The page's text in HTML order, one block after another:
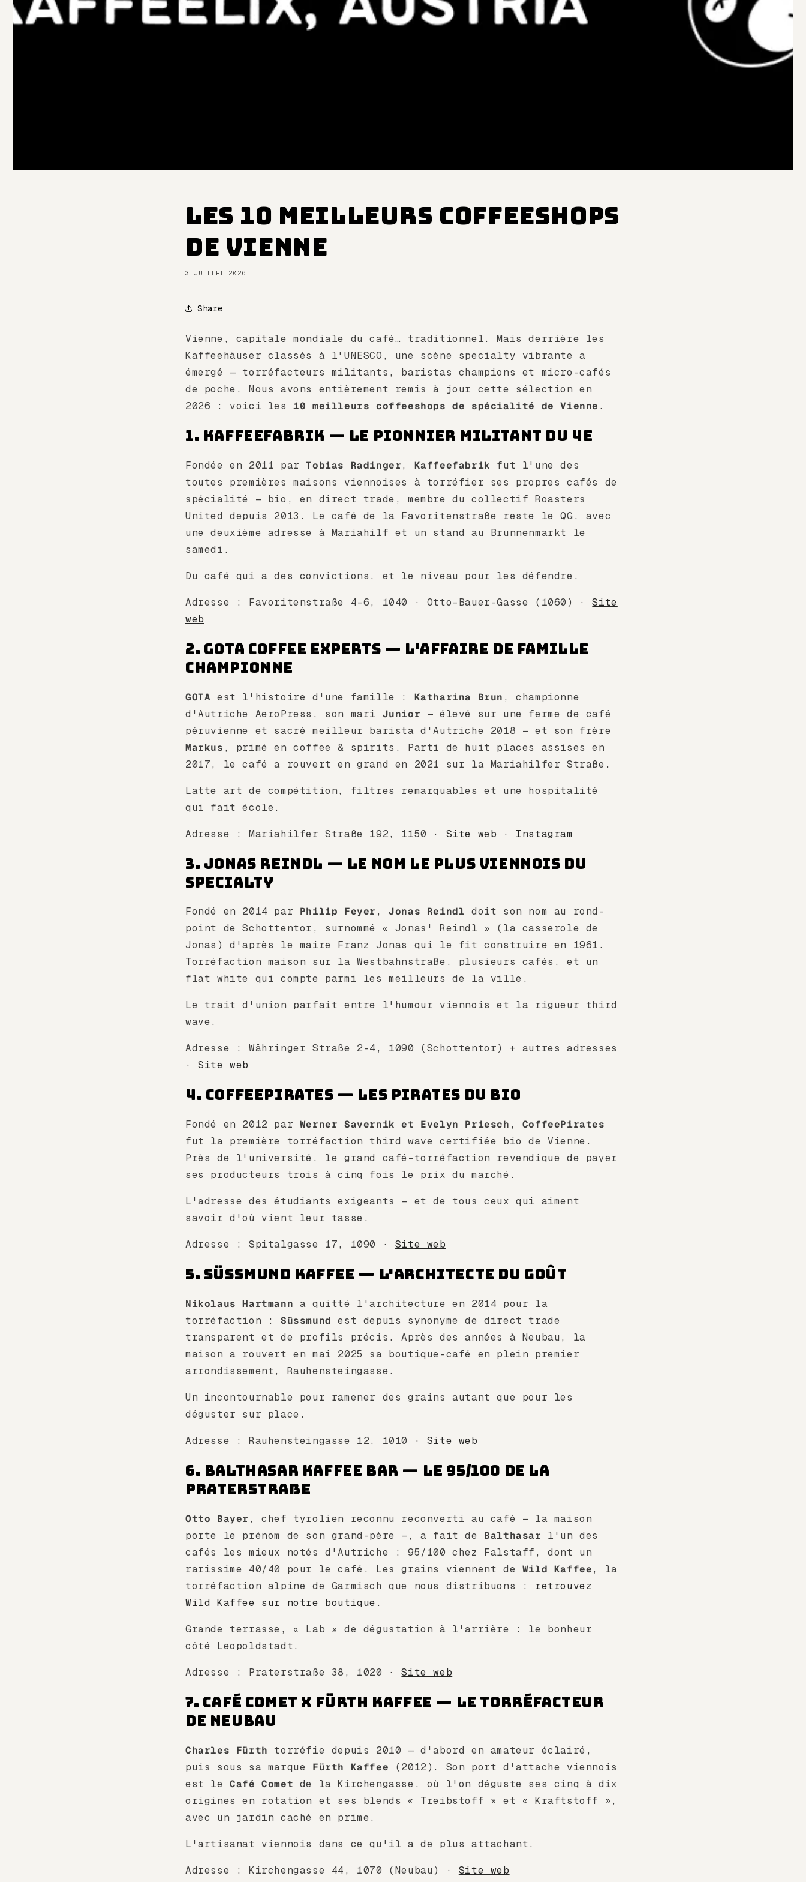
Les 10 Meilleurs Coffeeshops
de Vienne
3 JUILLET 2026
Share
Vienne, capitale mondiale du café… traditionnel. Mais derrière les
Kaffeehäuser classés à l'UNESCO, une scène specialty vibrante a
émergé — torréfacteurs militants, baristas champions et micro-cafés
de poche. Nous avons entièrement remis à jour cette sélection en
2026 : voici les10 meilleurs coffeeshops de spécialité de Vienne .
1. Kaffeefabrik — Le pionnier militant du 4e
Fondée en 2011 parTobias Radinger, Kaffeefabrik fut l'une des
toutes premières maisons viennoises à torréfier ses propres cafés de
spécialité — bio, en direct trade, membre du collectif Roasters
United depuis 2013. Le café de la Favoritenstraße reste le QG, avec
une deuxième adresse à Mariahilf et un stand au Brunnenmarkt le
samedi.
Du café qui a des convictions, et le niveau pour les défendre.
Adresse : Favoritenstraße 4-6, 1040 · Otto-Bauer-Gasse (1060) ·Site
web
2. GOTA Coffee Experts — L'affaire de famille
championne
GOTA est l'histoire d'une famille : Katharina Brun , championne
d'Autriche AeroPress, son mari Junior — élevé sur une ferme de café
péruvienne et sacré meilleur barista d'Autriche 2018 — et son frère
Markus , primé en coffee & spirits. Parti de huit places assises en
2017, le café a rouvert en grand en 2021 sur la Mariahilfer Straße.
Latte art de compétition, filtres remarquables et une hospitalité
qui fait école.
Adresse : Mariahilfer Straße 192, 1150 · Site web · Instagram
3. Jonas Reindl — Le nom le plus viennois du
specialty
Fondé en 2014 par Philip Feyer ,Jonas Reindl doit son nom au rond-
point de Schottentor, surnommé « Jonas' Reindl » (la casserole de
Jonas) d'après le maire Franz Jonas qui le fit construire en 1961.
Torréfaction maison sur la Westbahnstraße, plusieurs cafés, et un
flat white qui compte parmi les meilleurs de la ville.
Le trait d'union parfait entre l'humour viennois et la rigueur third
wave.
Adresse : Währinger Straße 2-4, 1090 (Schottentor) + autres adresses
·Site web
4. CoffeePirates — Les pirates du bio
Fondé en 2012 par Werner Savernik et Evelyn Priesch , CoffeePirates
fut la première torréfaction third wave certifiée bio de Vienne.
Près de l'université, le grand café-torréfaction revendique de payer
ses producteurs trois à cinq fois le prix du marché.
L'adresse des étudiants exigeants — et de tous ceux qui aiment
savoir d'où vient leur tasse.
Adresse : Spitalgasse 17, 1090 · Site web
5. Süssmund Kaffee — L'architecte du goût
Nikolaus Hartmann a quitté l'architecture en 2014 pour la
torréfaction : Süssmund est depuis synonyme de direct trade
transparent et de profils précis. Après des années à Neubau, la
maison a rouvert en mai 2025 sa boutique-café en plein premier
arrondissement, Rauhensteingasse.
Un incontournable pour ramener des grains autant que pour les
déguster sur place.
Adresse : Rauhensteingasse 12, 1010 · Site web
6. Balthasar Kaffee Bar — Le 95/100 de la
Praterstraße
Otto Bayer , chef tyrolien reconnu reconverti au café — la maison
porte le prénom de son grand-père —, a fait de Balthasar l'un des
cafés les mieux notés d'Autriche : 95/100 chez Falstaff, dont un
rarissime 40/40 pour le café. Les grains viennent de Wild Kaffee, la
torréfaction alpine de Garmisch que nous distribuons : retrouvez
Wild Kaffee sur notre boutique .
Grande terrasse, « Lab » de dégustation à l'arrière : le bonheur
côté Leopoldstadt.
Adresse : Praterstraße 38, 1020 ·Site web
7. Café Comet x Fürth Kaffee — Le torréfacteur
de Neubau
Charles Fürth torréfie depuis 2010 — d'abord en amateur éclairé,
puis sous sa marque Fürth Kaffee (2012). Son port d'attache viennois
est leCafé Comet de la Kirchengasse, où l'on déguste ses cinq à dix
origines en rotation et ses blends « Treibstoff » et « Kraftstoff »,
avec un jardin caché en prime.
L'artisanat viennois dans ce qu'il a de plus attachant.
Adresse : Kirchengasse 44, 1070 (Neubau) · Site web